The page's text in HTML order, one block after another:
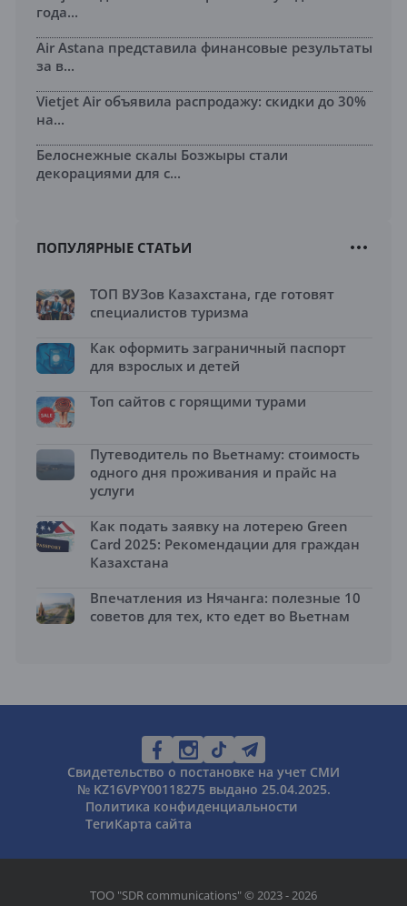
года...
Air Astana представила финансовые результаты
за в...
Vietjet Air объявила распродажу: скидки до 30%
на...
Белоснежные скалы Бозжыры стали
декорациями для с...
ПОПУЛЯРНЫЕ СТАТЬИ
ТОП ВУЗов Казахстана, где готовят
специалистов туризма
Как оформить заграничный паспорт
для взрослых и детей
Топ сайтов с горящими турами
Путеводитель по Вьетнаму: стоимость
одного дня проживания и прайс на
услуги
Как подать заявку на лотерею Green
Card 2025: Рекомендации для граждан
Казахстана
Впечатления из Нячанга: полезные 10
советов для тех, кто едет во Вьетнам
Свидетельство о постановке на учет СМИ
№ KZ16VPY00118275 выдано 25.04.2025.
Политика конфиденциальности
ТегиКарта сайта
ТОО "SDR communications" © 2023 - 2026